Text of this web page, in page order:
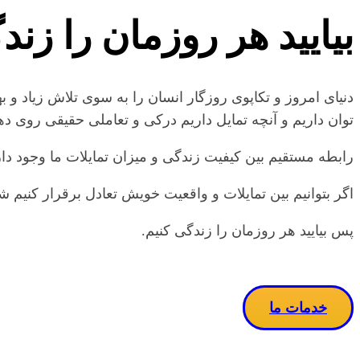
بیایید هر روزمان را
دنیای امروز و تکاپوی روزگار انسان را به سوی تلاش
توان داریم و آنچه تمایل داریم درکی و تعاملی حقیقی روی دهد ٫ چه بسا این سرگشتگی جای خود را به آسودگی و این تلاش زیاد گاها به تلاش هدفمند مبدل
رابطه مستقیم بین کیفیت زندگی و میزان تمایلات ما وجود
اگر بتوانیم بین تمایلات و واقعیت خویش تعادل برقرار
پس بیایید هر روزمان را زندگی کنیم.
خدمات ما